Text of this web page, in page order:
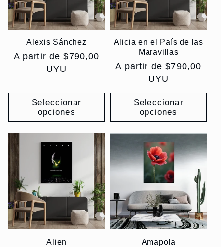
Alexis Sánchez
Precio
A partir de $790,00
UYU
Seleccionar
opciones
Alicia en el País de las
Maravillas
Precio
A partir de $790,00
UYU
Seleccionar
opciones
Alien Amapola